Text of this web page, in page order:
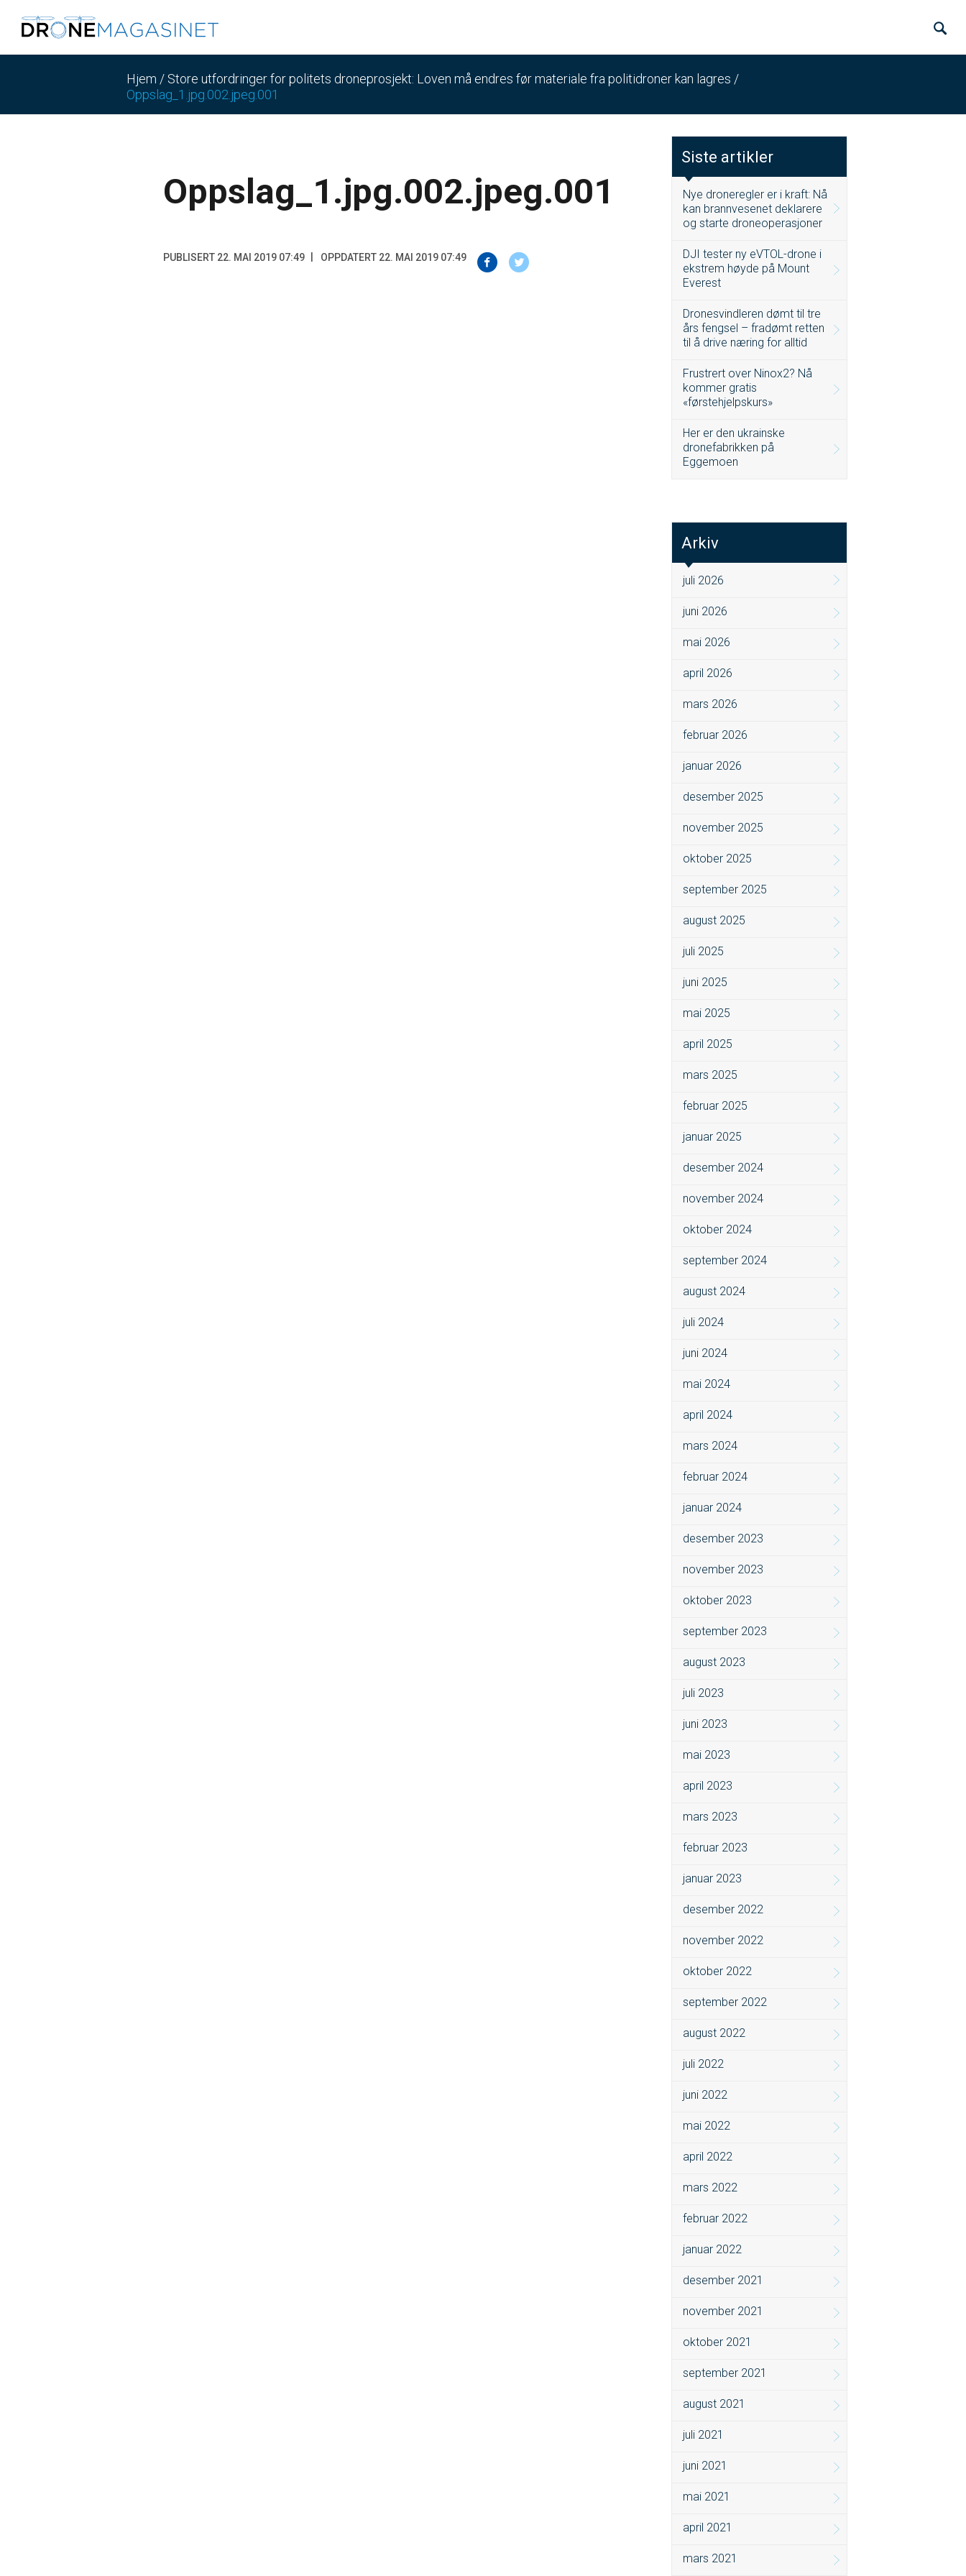
Hjem / Store utfordringer for politets droneprosjekt: Loven må endres før materiale fra politidroner kan lagres /
Oppslag_1.jpg.002.jpeg.001
Oppslag_1.jpg.002.jpeg.001
PUBLISERT 22. MAI 2019 07:49 OPPDATERT 22. MAI 2019 07:49
Siste artikler
Nye droneregler er i kraft: Nå
kan brannvesenet deklarere
og starte droneoperasjoner
DJI tester ny eVTOL-drone i
ekstrem høyde på Mount
Everest
Dronesvindleren dømt til tre
års fengsel – fradømt retten
til å drive næring for alltid
Frustrert over Ninox2? Nå
kommer gratis
«førstehjelpskurs»
Her er den ukrainske
dronefabrikken på
Eggemoen
Arkiv
juli 2026
juni 2026
mai 2026
april 2026
mars 2026
februar 2026
januar 2026
desember 2025
november 2025
oktober 2025
september 2025
august 2025
juli 2025
juni 2025
mai 2025
april 2025
mars 2025
februar 2025
januar 2025
desember 2024
november 2024
oktober 2024
september 2024
august 2024
juli 2024
juni 2024
mai 2024
april 2024
mars 2024
februar 2024
januar 2024
desember 2023
november 2023
oktober 2023
september 2023
august 2023
juli 2023
juni 2023
mai 2023
april 2023
mars 2023
februar 2023
januar 2023
desember 2022
november 2022
oktober 2022
september 2022
august 2022
juli 2022
juni 2022
mai 2022
april 2022
mars 2022
februar 2022
januar 2022
desember 2021
november 2021
oktober 2021
september 2021
august 2021
juli 2021
juni 2021
mai 2021
april 2021
mars 2021